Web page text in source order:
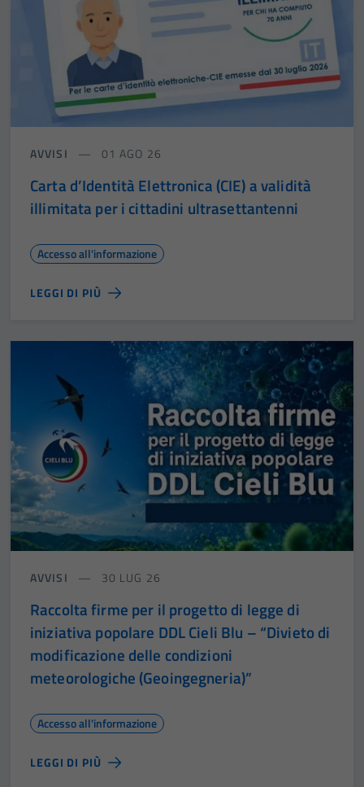
AVVISI 01 AGO 26
Carta d’Identità Elettronica (CIE) a validità
illimitata per i cittadini ultrasettantenni
Accesso all'informazione
LEGGI DI PIÙ
AVVISI 30 LUG 26
Raccolta firme per il progetto di legge di
iniziativa popolare DDL Cieli Blu – “Divieto di
modificazione delle condizioni
meteorologiche (Geoingegneria)”
Accesso all'informazione
LEGGI DI PIÙ